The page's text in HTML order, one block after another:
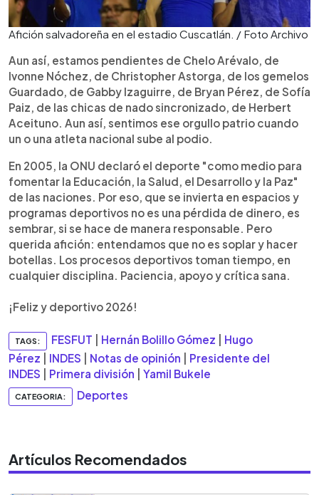
Afición salvadoreña en el estadio Cuscatlán. / Foto Archivo
Aun así, estamos pendientes de Chelo Arévalo, de
Ivonne Nóchez, de Christopher Astorga, de los gemelos
Guardado, de Gabby Izaguirre, de Bryan Pérez, de Sofía
Paiz, de las chicas de nado sincronizado, de Herbert
Aceituno. Aun así, sentimos ese orgullo patrio cuando
un o una atleta nacional sube al podio.
En 2005, la ONU declaró el deporte "como medio para
fomentar la Educación, la Salud, el Desarrollo y la Paz"
de las naciones. Por eso, que se invierta en espacios y
programas deportivos no es una pérdida de dinero, es
sembrar, si se hace de manera responsable. Pero
querida afición: entendamos que no es soplar y hacer
botellas. Los procesos deportivos toman tiempo, en
cualquier disciplina. Paciencia, apoyo y crítica sana.
¡Feliz y deportivo 2026!
TAGS: FESFUT Hernán Bolillo Gómez
Hugo
Pérez
INDES Notas de opinión
Presidente del
INDES
Primera división Yamil Bukele
CATEGORIA: Deportes
Artículos Recomendados